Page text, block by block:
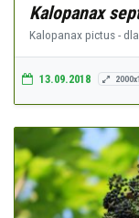
Kalopanax
Kalopanax pictus -
13.09.2018